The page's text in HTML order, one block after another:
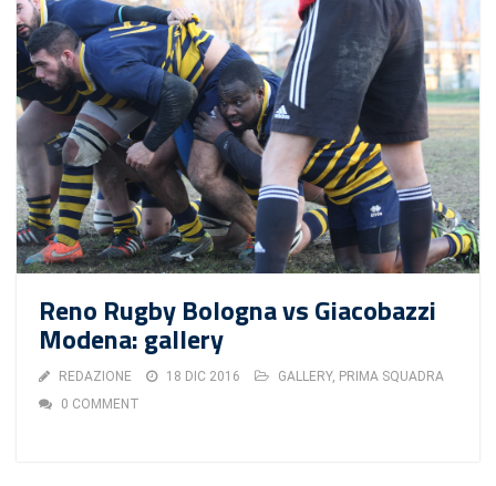
Reno Rugby Bologna vs Giacobazzi
Modena: gallery
REDAZIONE 18 DIC 2016 GALLERY, PRIMA SQUADRA
0 COMMENT